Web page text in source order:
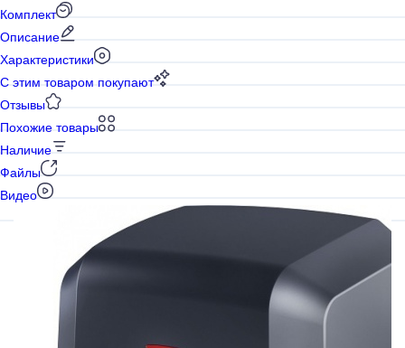
Комплект
Описание
Характеристики
С этим товаром покупают
Отзывы
Похожие товары
Наличие
Файлы
Видео